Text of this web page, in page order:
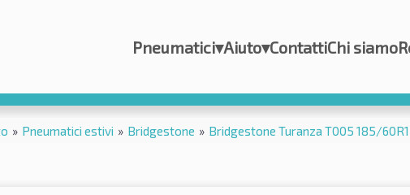
Pneumatici▾Aiuto▾ContattiChi siamo
» Pneumatici estivi » Bridgestone » Bridgestone Turanza T005 185/